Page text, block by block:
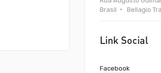
Brasil
Bellagio
Link Social
Facebook